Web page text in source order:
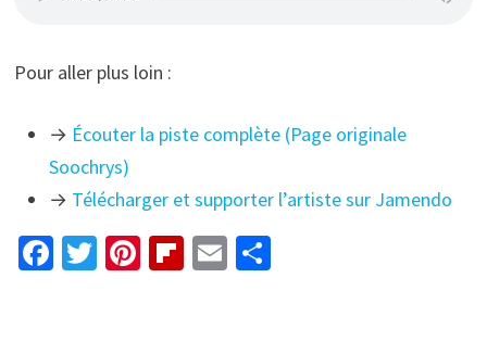
Pour aller plus loin :
→ Écouter la piste complète (Page originale
Soochrys)
→ Télécharger et supporter l’artiste sur Jamendo
Fa T Pi Fl E P